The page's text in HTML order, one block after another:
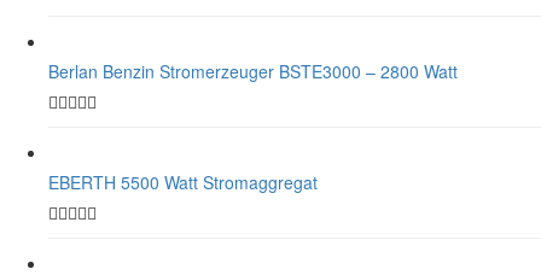
Berlan Benzin Stromerzeuger BSTE3000 – 2800 Watt
EBERTH 5500 Watt Stromaggregat